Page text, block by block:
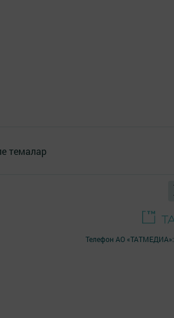
темалар
Телефон АО «ТАТМЕДИА»: